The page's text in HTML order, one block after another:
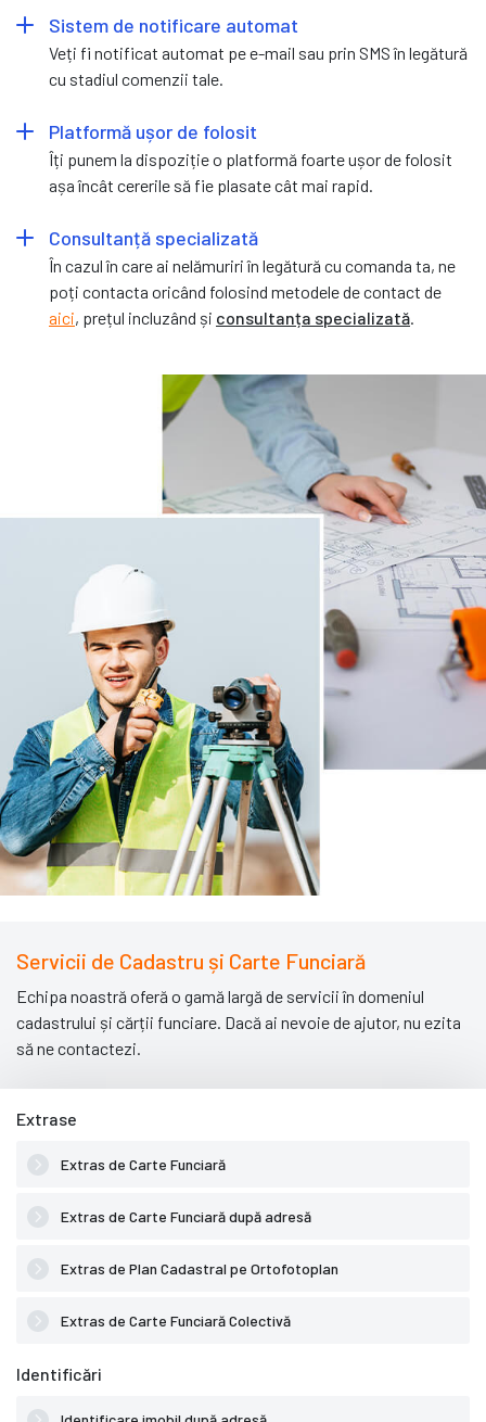
Sistem de notificare automat
Veți fi notificat automat pe e-mail sau prin SMS în legătură
cu stadiul comenzii tale.
Platformă ușor de folosit
Îți punem la dispoziție o platformă foarte ușor de folosit
așa încât cererile să fie plasate cât mai rapid.
Consultanță specializată
În cazul în care ai nelămuriri în legătură cu comanda ta, ne
poți contacta oricând folosind metodele de contact de
aici, prețul incluzând și consultanța specializată.
Servicii de Cadastru și Carte Funciară
Echipa noastră oferă o gamă largă de servicii în domeniul
cadastrului și cărții funciare. Dacă ai nevoie de ajutor, nu ezita
să ne contactezi.
Extrase
Extras de Carte Funciară
Extras de Carte Funciară după adresă
Extras de Plan Cadastral pe Ortofotoplan
Extras de Carte Funciară Colectivă
Identificări